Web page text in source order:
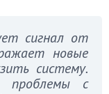
сигнал от
новые
систему.
проблемы с